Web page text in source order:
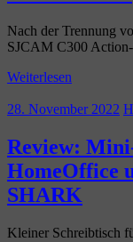
Nach der Trennung
SJCAM C300
Weiterlesen
28. November 2022
Review:
HomeOffice
SHARK
Kleiner Schreibtisch